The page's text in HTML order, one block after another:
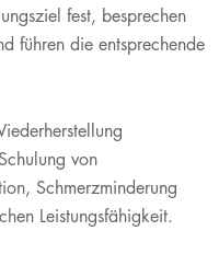
fest, besprechen
führen die entsprechende
von
Schmerzminderung
Leistungsfähigkeit.